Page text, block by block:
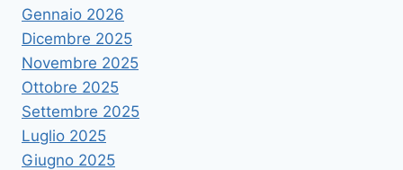
Gennaio 2026
Dicembre 2025
Novembre 2025
Ottobre 2025
Settembre 2025
Luglio 2025
Giugno 2025